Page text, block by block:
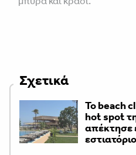
Σχετικά
Το beach
hot spot
απέκτησε